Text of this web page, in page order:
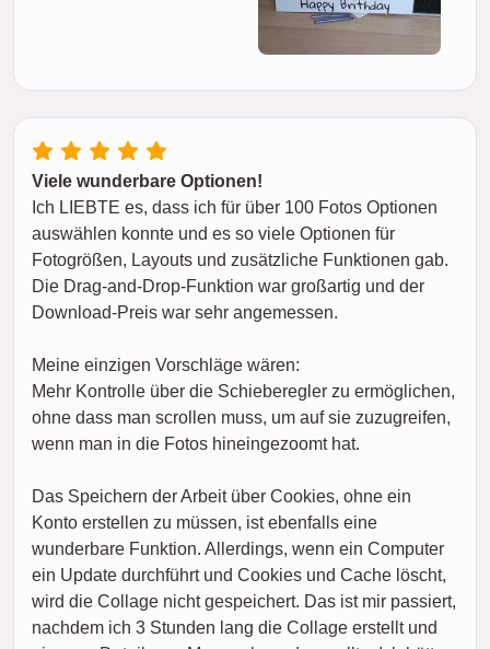
Viele wunderbare Optionen!
Ich LIEBTE es, dass ich für über 100 Fotos Optionen
auswählen konnte und es so viele Optionen für
Fotogrößen, Layouts und zusätzliche Funktionen gab.
Die Drag-and-Drop-Funktion war großartig und der
Download-Preis war sehr angemessen.
Meine einzigen Vorschläge wären:
Mehr Kontrolle über die Schieberegler zu ermöglichen,
ohne dass man scrollen muss, um auf sie zuzugreifen,
wenn man in die Fotos hineingezoomt hat.
Das Speichern der Arbeit über Cookies, ohne ein
Konto erstellen zu müssen, ist ebenfalls eine
wunderbare Funktion. Allerdings, wenn ein Computer
ein Update durchführt und Cookies und Cache löscht,
wird die Collage nicht gespeichert. Das ist mir passiert,
nachdem ich 3 Stunden lang die Collage erstellt und